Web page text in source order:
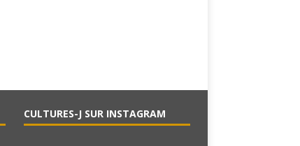
CULTURES-J SUR INSTAGRAM